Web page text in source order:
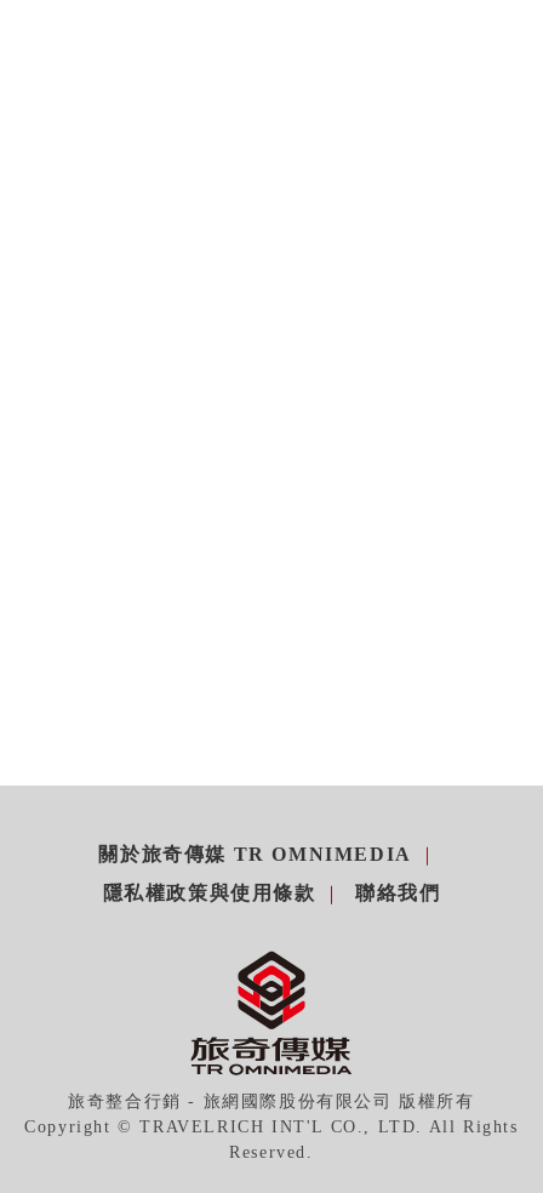
關於旅奇傳媒 TR OMNIMEDIA
隱私權政策與使用條款
聯絡我們
旅奇整合行銷 - 旅網國際股份有限公司 版權所有
Copyright © TRAVELRICH INT'L CO., LTD. All Rights
Reserved.